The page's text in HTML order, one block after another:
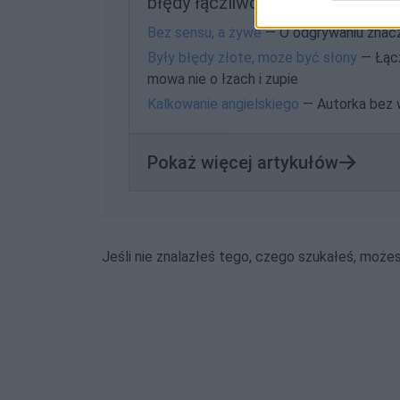
Bez sensu, a żywe— O odgrywaniu
Były błędy złote, może być słony —
mowa nie o łzach i zupie
Kalkowanie angielskiego — Autorka bez
Pokaż więcej artykułów
Jeśli nie znalazłeś tego, czego szukałeś,